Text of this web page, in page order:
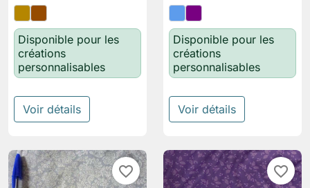
Disponible pour les
créations
personnalisables
Voir détails
Disponible pour les
créations
personnalisables
Voir détails
favorite_border favorite_border